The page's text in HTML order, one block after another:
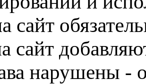
сайт
сайт
нарушены -